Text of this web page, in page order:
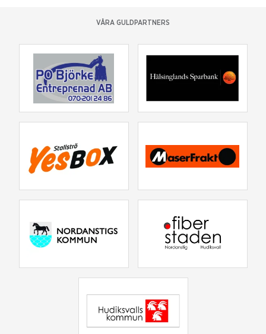
VÅRA GULDPARTNERS